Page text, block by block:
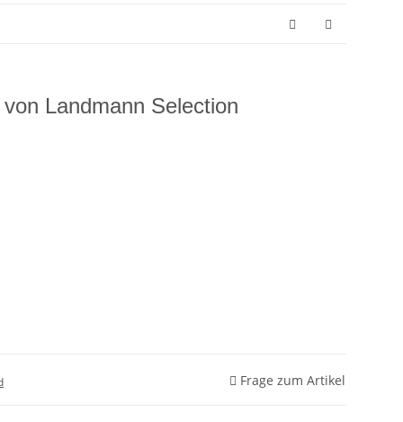
Landmann Selection
Frage zum Artikel